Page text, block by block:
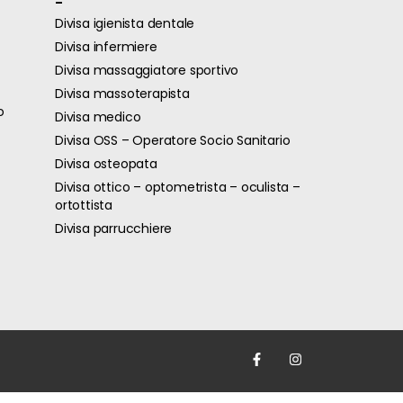
Divisa igienista dentale
Divisa infermiere
Divisa massaggiatore sportivo
Divisa massoterapista
Divisa medico
Divisa OSS – Operatore Socio Sanitario
Divisa osteopata
Divisa ottico – optometrista – oculista –
ortottista
Divisa parrucchiere